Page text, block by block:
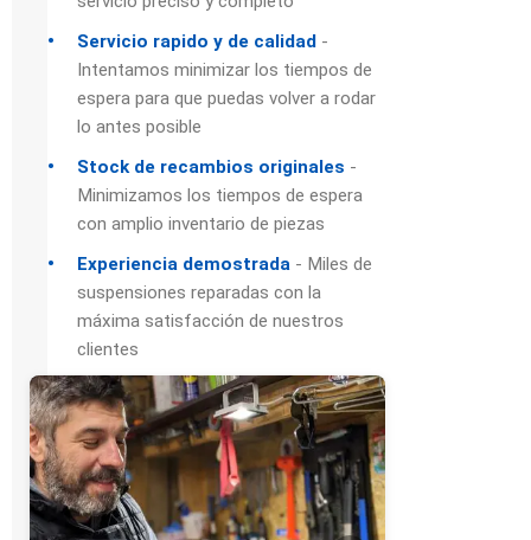
Servicio rapido y de calidad -
Intentamos minimizar los tiempos de
espera para que puedas volver a rodar
lo antes posible
Stock de recambios originales -
Minimizamos los tiempos de espera
con amplio inventario de piezas
Experiencia demostrada - Miles de
suspensiones reparadas con la
máxima satisfacción de nuestros
clientes